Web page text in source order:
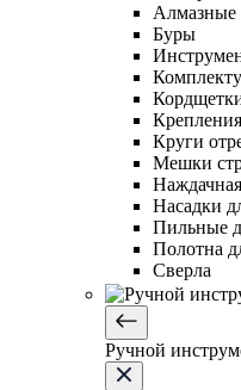
Алмазные
Буры
Круги
Мешки
Насадки
Пильные
Полотна
Сверла
Ручной